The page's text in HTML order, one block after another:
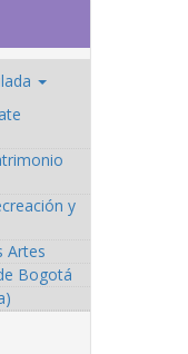
y
Artes
Bogotá